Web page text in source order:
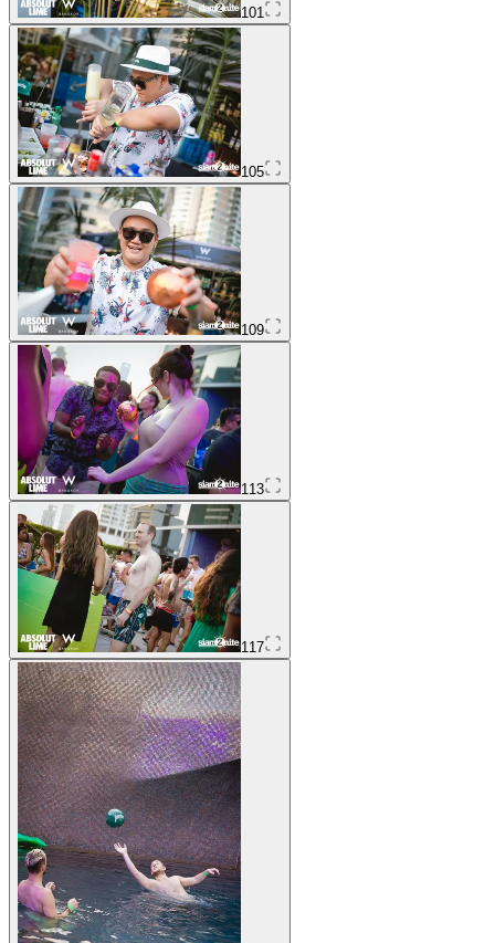
101
105
109
113
117